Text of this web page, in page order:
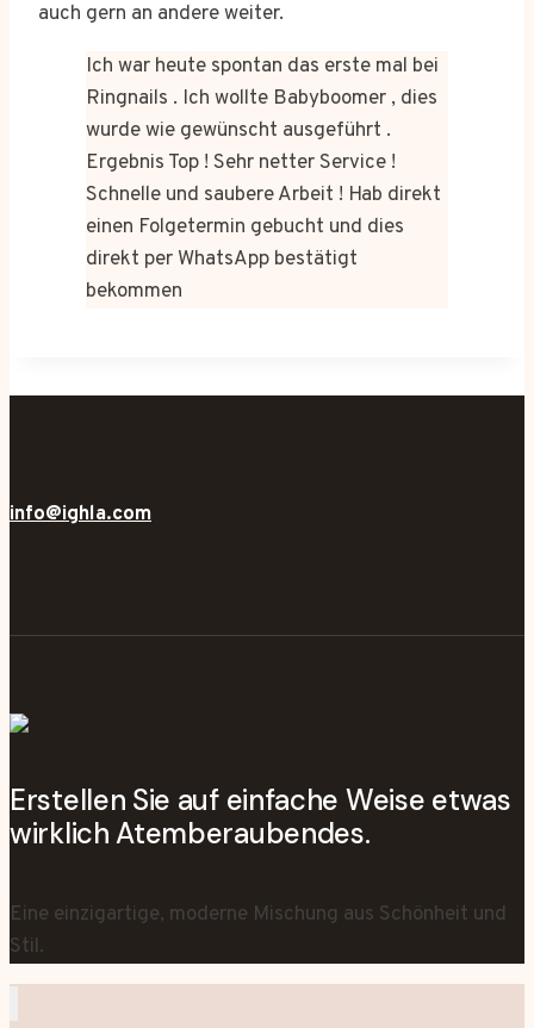
auch gern an andere weiter.
Ich war heute spontan das erste mal bei
Ringnails . Ich wollte Babyboomer , dies
wurde wie gewünscht ausgeführt .
Ergebnis Top ! Sehr netter Service !
Schnelle und saubere Arbeit ! Hab direkt
einen Folgetermin gebucht und dies
direkt per WhatsApp bestätigt
bekommen
info@ighla.com
Erstellen Sie auf einfache Weise etwas
wirklich Atemberaubendes.
Eine einzigartige, moderne Mischung aus Schönheit und
Stil.